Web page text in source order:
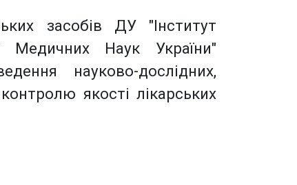
засобів ДУ "Інститут
Медичних Наук України"
науково-дослідних,
якості лікарських